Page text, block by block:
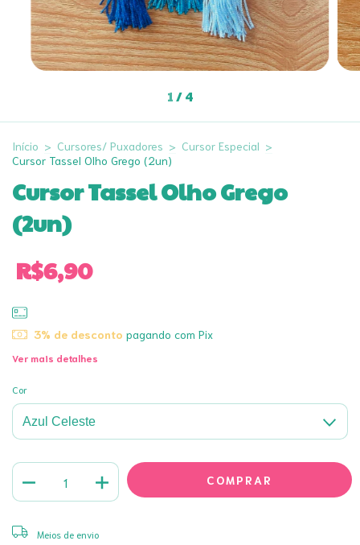
1/4
Início > Cursores/ Puxadores > Cursor Especial >
Cursor Tassel Olho Grego (2un)
Cursor Tassel Olho Grego
(2un)
R$6,90
3% de desconto pagando com Pix
Ver mais detalhes
Cor
Entregas para o CEP:
Meios de envio